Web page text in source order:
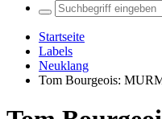
Startseite
Labels
Neuklang
Tom Bourgeois: